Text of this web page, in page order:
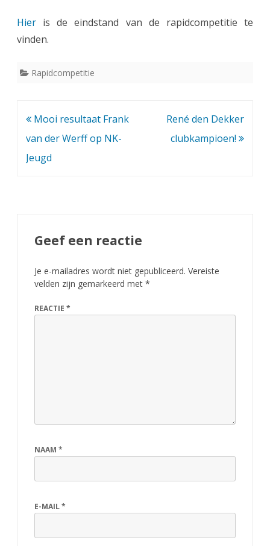
r
a
l
Hier is de eindstand van de rapidcompetitie te
vinden.
Rapidcompetitie
Bericht
navigatie
Mooi resultaat Frank
van der Werff op NK-
Jeugd
René den Dekker
clubkampioen!
Geef een reactie
Je e-mailadres wordt niet gepubliceerd. Vereiste
velden zijn gemarkeerd met *
REACTIE *
NAAM *
E-MAIL*